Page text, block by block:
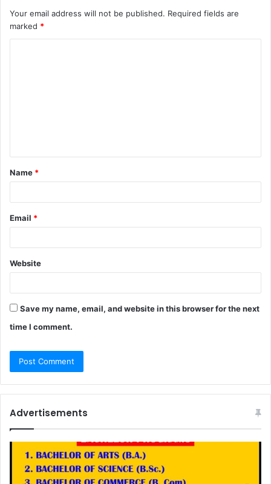
Your email address will not be published. Required fields are
marked *
Name *
Email *
Website
Save my name, email, and website in this browser for the next
time I comment.
Advertisements